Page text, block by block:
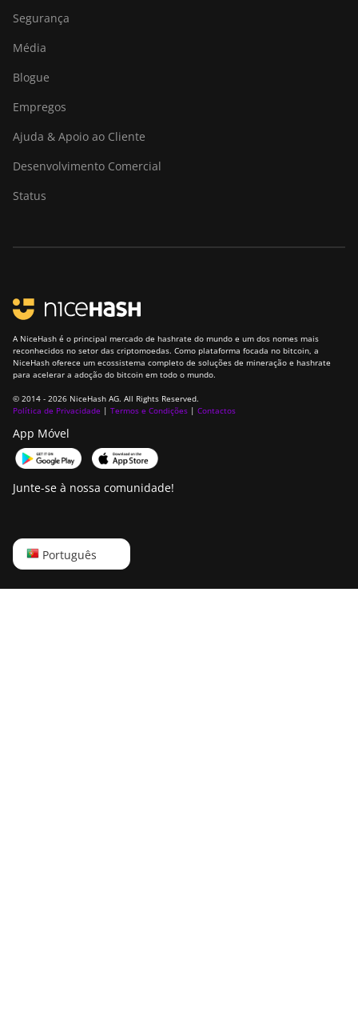
Segurança
Média
Blogue
Empregos
Ajuda & Apoio ao Cliente
Desenvolvimento Comercial
Status
A NiceHash é o principal mercado de hashrate do mundo e um dos nomes mais
reconhecidos no setor das criptomoedas. Como plataforma focada no bitcoin, a
NiceHash oferece um ecossistema completo de soluções de mineração e hashrate
para acelerar a adoção do bitcoin em todo o mundo.
© 2014 - 2026 NiceHash AG. All Rights Reserved.
Política de Privacidade | Termos e Condições | Contactos
App Móvel
Junte-se à nossa comunidade!
Português
English